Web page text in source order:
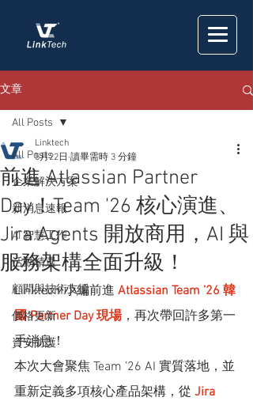
文章
All Posts
企業解決方案
新消息速報
AI 智慧工作
活動精選
顧問與技術支援
價格更新
資安防護
All Posts
前進 Atlassian Partner
Day！Team '26 核心演進、
Jira Agents 開放商用，AI 與
服務架構全面升級！
Linktech
5月22日 讀畢需時 3 分鐘
Linktech 小編前進 Atlassian Team ’26 韓
國 Partner Day 現場 ，再次帶回許多第一
手消息！
本次大會聚焦 Team ’26 AI 實質落地，並
重新定義多項核心產品架構，從 Jira